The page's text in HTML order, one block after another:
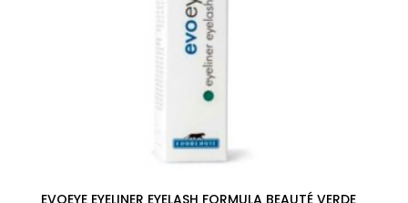
EVOEYE EYELINER EYELASH FORMULA BEAUTÉ VERDE